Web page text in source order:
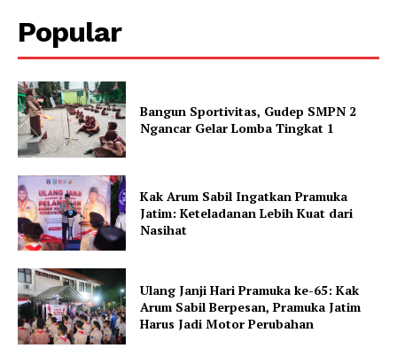
Popular
Bangun Sportivitas, Gudep SMPN 2
Ngancar Gelar Lomba Tingkat 1
Kak Arum Sabil Ingatkan Pramuka
Jatim: Keteladanan Lebih Kuat dari
Nasihat
Ulang Janji Hari Pramuka ke-65: Kak
Arum Sabil Berpesan, Pramuka Jatim
Harus Jadi Motor Perubahan